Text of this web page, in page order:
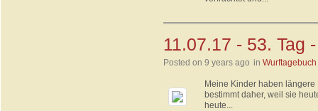
11.07.17 - 53. Tag
Posted on 9 years ago in
Meine Kinder haben
bestimmt daher, weil sie
heute...